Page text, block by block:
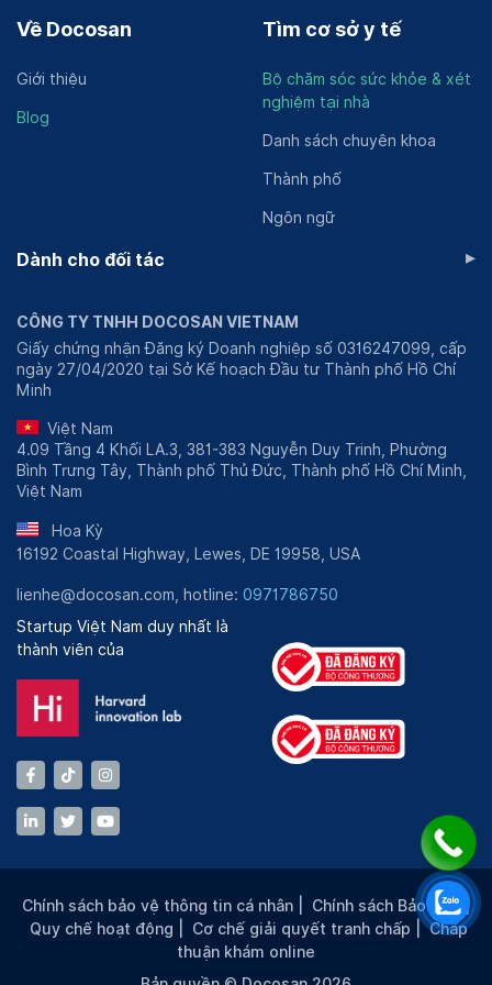
Về Docosan
Giới thiệu
Blog
Tìm cơ sở y tế
Bộ chăm sóc sức khỏe & xét
nghiệm tại nhà
Danh sách chuyên khoa
Thành phố
Ngôn ngữ
Dành cho đối tác ▸
CÔNG TY TNHH DOCOSAN VIETNAM
Giấy chứng nhận Đăng ký Doanh nghiệp số 0316247099, cấp
ngày 27/04/2020 tại Sở Kế hoạch Đầu tư Thành phố Hồ Chí
Minh
Việt Nam
4.09 Tầng 4 Khối LA.3, 381-383 Nguyễn Duy Trinh, Phường
Bình Trưng Tây, Thành phố Thủ Đức, Thành phố Hồ Chí Minh,
Việt Nam
Hoa Kỳ
16192 Coastal Highway, Lewes, DE 19958, USA
lienhe@docosan.com, hotline: 0971786750
Startup Việt Nam duy nhất là
thành viên của
Chính sách bảo vệ thông tin cá nhân Chính sách Bảo mật |
Quy chế hoạt động
Cơ chế giải quyết tranh chấp |Chấp
thuận khám online